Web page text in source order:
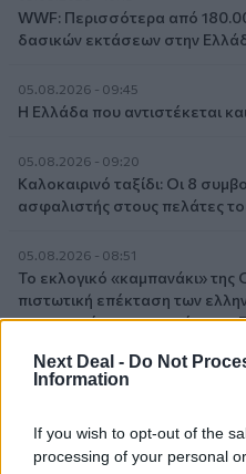
Next Deal - Do Not
Information
If you wish to opt-out of the
processing of your personal
WWF: Περισσότερα από
δασικών εκτάσεων στην
05.08.2026 - 09:45
Η Ελλάδα που αντιστέκεται
05.08.2026 - 09:20
Καλοκαιρινό ταξίδι: Οι 8
ασφαλιστής στους πελάτες
05.08.2026 - 08:51
Το εκλογικό «καμπανάκι» της
πιστωτική επέκταση των
στις αγορές, οι «κρυμμένες»
05.08.2026 - 08:37
04.08.2026 - 15:33
ERGO Hellas: Μέτρα στήριξης